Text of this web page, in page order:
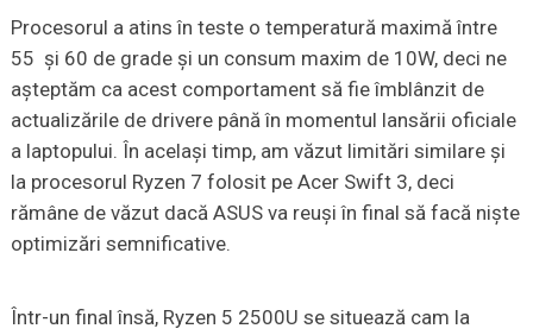
Procesorul a atins în teste o temperatură maximă între
55 și 60 de grade și un consum maxim de 10W, deci ne
așteptăm ca acest comportament să fie îmblânzit de
actualizările de drivere până în momentul lansării oficiale
a laptopului. În același timp, am văzut limitări similare și
la procesorul Ryzen 7 folosit pe Acer Swift 3, deci
rămâne de văzut dacă ASUS va reuși în final să facă niște
optimizări semnificative.
Într-un final însă, Ryzen 5 2500U se situează cam la